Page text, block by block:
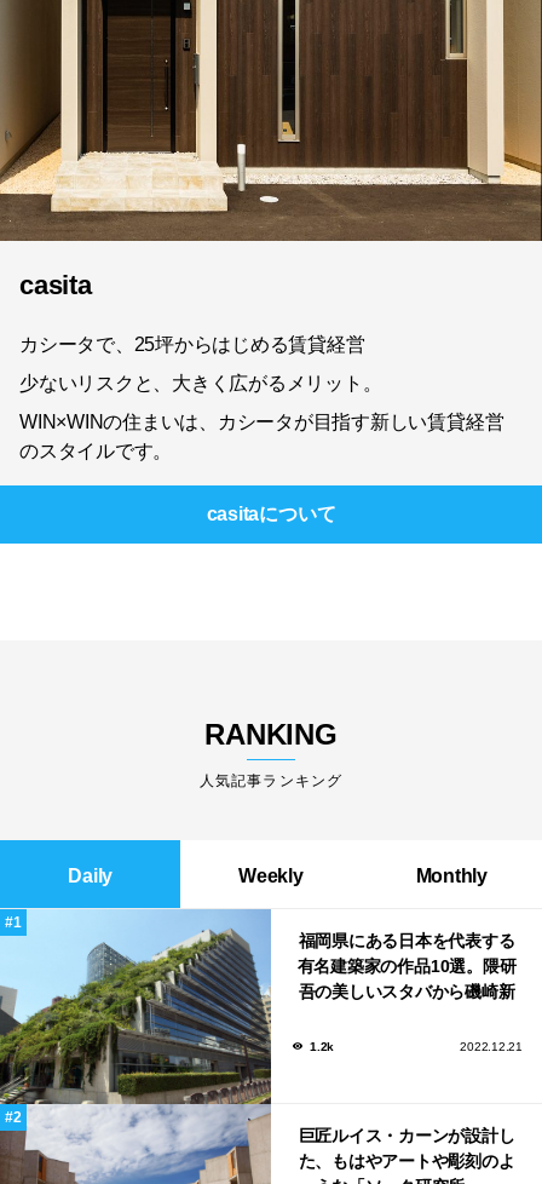
casita
カシータで、25坪からはじめる賃貸経営
少ないリスクと、大きく広がるメリット。
WIN×WINの住まいは、カシータが目指す新しい賃貸経営
のスタイルです。
casitaについて
RANKING
人気記事ランキング
Daily Weekly Monthly
福岡県にある日本を代表する
有名建築家の作品10選。隈研
吾の美しいスタバから磯崎新
1.2k 2022.12.21
巨匠ルイス・カーンが設計し
た、もはやアートや彫刻のよ